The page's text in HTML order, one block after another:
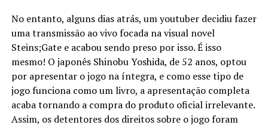
No entanto, alguns dias atrás, um youtuber decidiu fazer
uma transmissão ao vivo focada na visual novel
Steins;Gate e acabou sendo preso por isso. É isso
mesmo! O japonês Shinobu Yoshida, de 52 anos, optou
por apresentar o jogo na íntegra, e como esse tipo de
jogo funciona como um livro, a apresentação completa
acaba tornando a compra do produto oficial irrelevante.
Assim, os detentores dos direitos sobre o jogo foram